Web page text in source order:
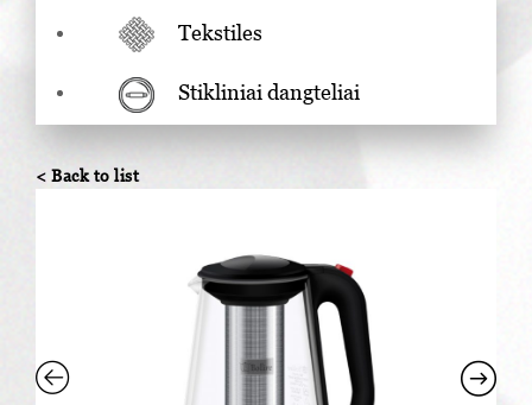
Tekstiles
Stikliniai dangteliai
< Back to list